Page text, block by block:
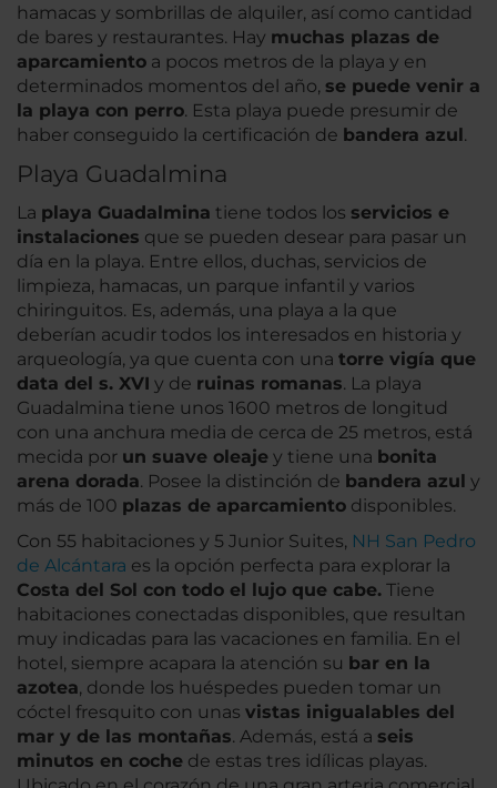
hamacas y sombrillas de alquiler, así como cantidad
de bares y restaurantes. Hay muchas plazas de
aparcamiento a pocos metros de la playa y en
determinados momentos del año, se puede venir a
la playa con perro. Esta playa puede presumir de
haber conseguido la certificación de bandera azul.
Playa Guadalmina
La playa Guadalmina tiene todos los servicios e
instalaciones que se pueden desear para pasar un
día en la playa. Entre ellos, duchas, servicios de
limpieza, hamacas, un parque infantil y varios
chiringuitos. Es, además, una playa a la que
deberían acudir todos los interesados en historia y
arqueología, ya que cuenta con una torre vigía que
data del s. XVI y de ruinas romanas. La playa
Guadalmina tiene unos 1600 metros de longitud
con una anchura media de cerca de 25 metros, está
mecida por un suave oleaje y tiene una bonita
arena dorada. Posee la distinción de bandera azul y
más de 100 plazas de aparcamiento disponibles.
Con 55 habitaciones y 5 Junior Suites, NH San Pedro
de Alcántara es la opción perfecta para explorar la
Costa del Sol con todo el lujo que cabe. Tiene
habitaciones conectadas disponibles, que resultan
muy indicadas para las vacaciones en familia. En el
hotel, siempre acapara la atención su bar en la
azotea, donde los huéspedes pueden tomar un
cóctel fresquito con unas vistas inigualables del
mar y de las montañas. Además, está a seis
minutos en coche de estas tres idílicas playas.